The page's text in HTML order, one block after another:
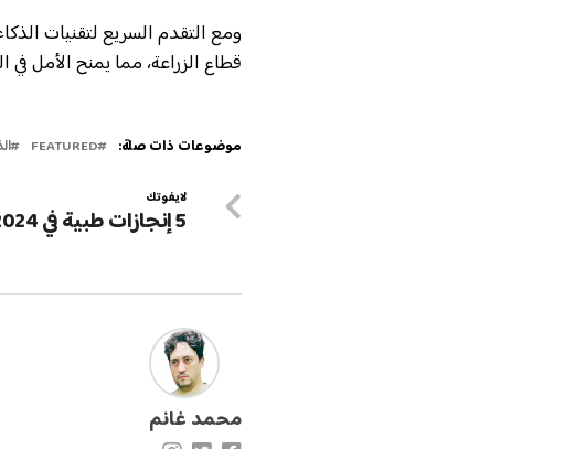
ومع التقدم السريع لتقنيات
قطاع الزراعة، مما يمنح الأمل في
موضوعات ذات صلة: FEATURED
لايفوتك
5 إنجازات طبية في 2024
محمد غانم